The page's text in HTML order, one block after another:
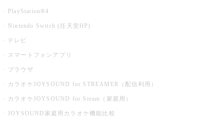
PlayStation®4
Nintendo Switch (任天堂HP)
テレビ
スマートフォンアプリ
ブラウザ
カラオケJOYSOUND for STREAMER（配信利用）
カラオケJOYSOUND for Steam（家庭用）
JOYSOUND家庭用カラオケ機能比較